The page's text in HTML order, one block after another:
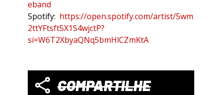
eband
Spotify: https://open.spotify.com/artist/5wm
2ttYFtsft5X1S4wjctP?
si=W6T2XbyaQNq5bmHlCZmKtA
COMPARTILHE